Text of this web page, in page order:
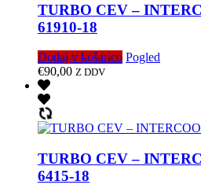
TURBO CEV –
61910-18
Dodaj v košarico Pogled
€90,00 Z DDV
TURBO CEV –
6415-18